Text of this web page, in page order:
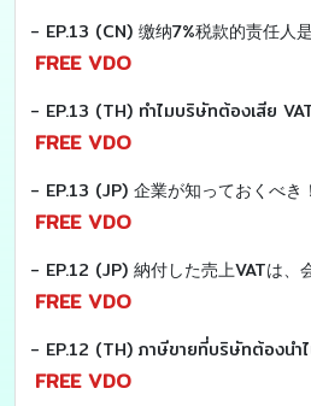
FREE VDO
FREE VDO
FREE VDO
FREE VDO
FREE VDO